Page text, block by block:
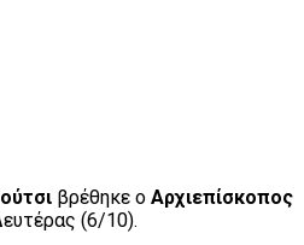
βρέθηκε ο Αρχιεπίσκοπος
(6/10).